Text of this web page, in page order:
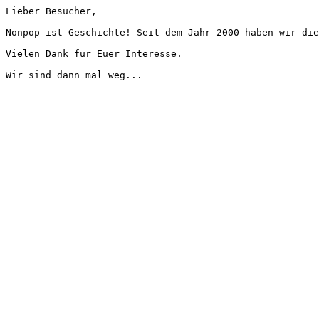
Lieber Besucher,
Nonpop ist Geschichte! Seit dem Jahr 2000 haben wir
Vielen Dank für Euer Interesse.
Wir sind dann mal weg...